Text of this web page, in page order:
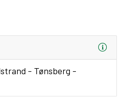
- Tønsberg -